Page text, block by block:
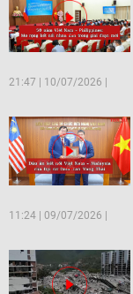
21:47 10/07/2026
11:24 09/07/2026